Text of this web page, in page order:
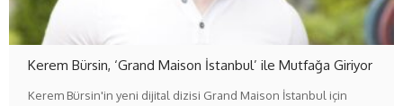
Kerem Bürsin, ‘Grand Maison İstanbul’ ile Mutfağa Giriyor
Kerem Bürsin'in yeni dijital dizisi Grand Maison İstanbul için